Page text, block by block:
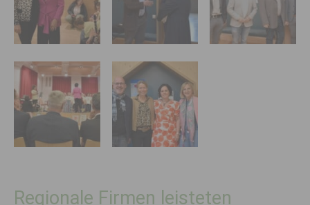
Regionale Firmen leisteten